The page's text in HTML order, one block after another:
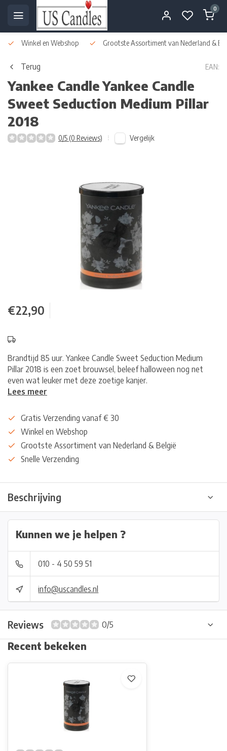
0
Winkel en Webshop Grootste Assortiment van Nederland &
Terug EAN:
Yankee CandleYankee Candle
Sweet Seduction Medium Pillar
2018
0/5 (0 Reviews) Vergelijk
€22,90
Brandtijd 85 uur. Yankee Candle Sweet Seduction Medium
Pillar 2018 is een zoet brouwsel, beleef halloween nog net
even wat leuker met deze zoetige kanjer.
Lees meer
Gratis Verzending vanaf € 30
Winkel en Webshop
Grootste Assortiment van Nederland & België
Snelle Verzending
Beschrijving
Kunnen we je helpen ?
010 - 4 50 59 51
info@uscandles.nl
Reviews 0/5
Recent bekeken